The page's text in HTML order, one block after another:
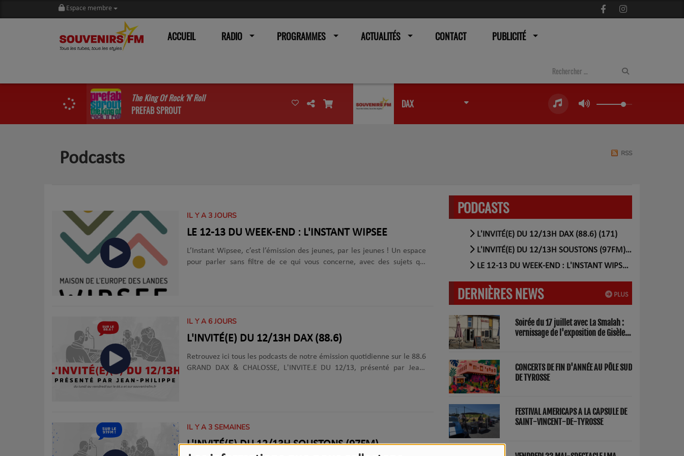
Espace membre
ACCUEIL RADIO PROGRAMMES ACTUALITÉS CONTACT PUBLICITÉ
The King Of Rock 'N' Roll
PREFAB SPROUT
DAX
Podcasts RSS
IL Y A 3 JOURS
LE 12-13 DU WEEK-END : L'INSTANT WIPSEE
L’Instant Wipsee, c’est l’émission des jeunes, par les jeunes ! Un espace
pour parler sans filtre de ce qui vous concerne, avec des sujets qui
IL Y A 6 JOURS
L'INVITÉ(E) DU 12/13H DAX (88.6)
Retrouvez ici tous les podcasts de notre émission quotidienne sur le 88.6
GRAND DAX & CHALOSSE, L'INVITE.E DU 12/13, présenté par Jean-
IL Y A 3 SEMAINES
L'INVITÉ(E) DU 12/13H SOUSTONS (97FM)
PODCASTS
L'INVITÉ(E) DU 12/13H DAX (88.6) (171)
L'INVITÉ(E) DU 12/13H SOUSTONS (97FM) (56)
LE 12-13 DU WEEK-END : L'INSTANT WIPSEE (17)
PLUS
DERNIÈRES NEWS
Soirée du 17 juillet avec La Smalah :
vernissage de l'exposition de Gisèle
CONCERTS DE FIN D'ANNÉE AU PÔLE SUD
DE TYROSSE
FESTIVAL AMERICAPS A LA CAPSULE DE
SAINT-VINCENT-DE-TYROSSE